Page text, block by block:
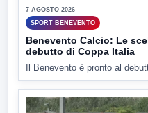
7 AGOSTO 2026
SPORT BENEVENTO
Benevento Calcio: Le
debutto di Coppa Italia
Il Benevento è pronto al